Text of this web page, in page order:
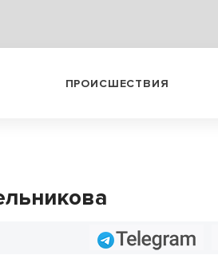
ПРОИСШЕСТВИЯ
Telegram